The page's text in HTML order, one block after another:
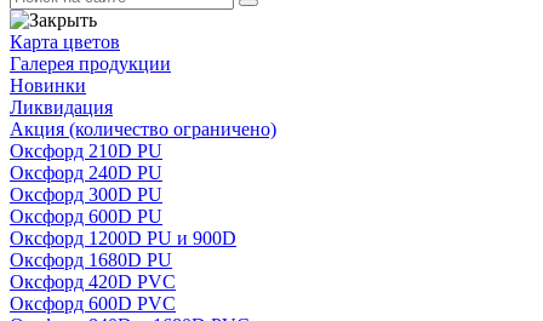
Карта цветов
Галерея продукции
Новинки
Ликвидация
Акция (количество ограничено)
Оксфорд 210D PU
Оксфорд 240D PU
Оксфорд 300D PU
Оксфорд 600D PU
Оксфорд 1200D PU и 900D
Оксфорд 1680D PU
Оксфорд 420D PVC
Оксфорд 600D PVC